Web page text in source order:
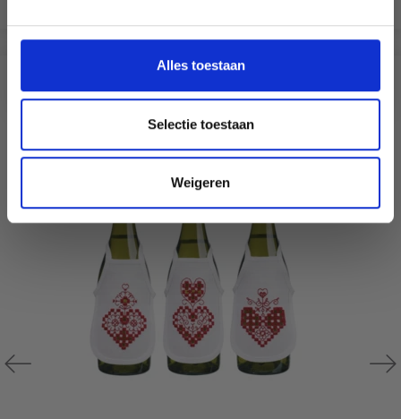
Alles toestaan
Selectie toestaan
Weigeren
Nederlands?